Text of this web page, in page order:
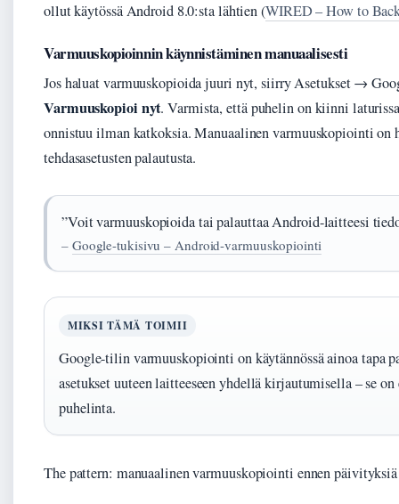
ollut käytössä Android 8.0:sta lähtien (WIRED – How to
Varmuuskopioinnin käynnistäminen manuaalisesti
Jos haluat varmuuskopioida juuri nyt, siirry Asetukset →
Varmuuskopioi nyt. Varmista, että puhelin on kiinni
onnistuu ilman katkoksia. Manuaalinen varmuuskopiointi on
tehdasasetusten palautusta.
”Voit varmuuskopioida tai palauttaa Android-laitteesi
– Google-tukisivu – Android-varmuuskopiointi
MIKSI TÄMÄ TOIMII
Google-tilin varmuuskopiointi on käytännössä ainoa tapa
asetukset uuteen laitteeseen yhdellä kirjautumisella – se
puhelinta.
The pattern: manuaalinen varmuuskopiointi ennen